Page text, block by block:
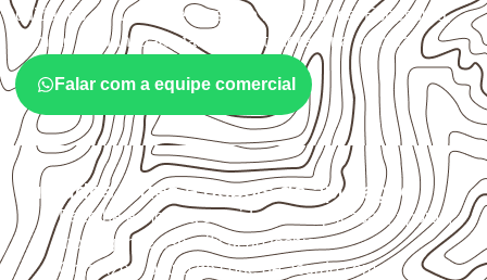
cuidados de acabamento serão necessários. Espessura,
formato e quantidade também interferem na compra.
Falar com a equipe comercial
Cuidados antes e depois da aplicação
Escolha a medida considerando aplicação, apoios,
montagem e especificação técnica.
Organize o plano de corte de acordo com as